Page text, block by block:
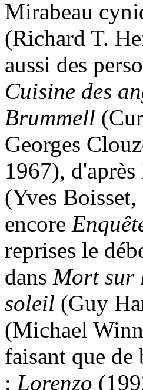
Mirabeau
(Richard T.
aussi des
Cuisine des
Brummell
Georges
1967),
(Yves
encore
reprises le
dans Mort sur
soleil (Guy
(Michael
faisant que de
: Lorenzo